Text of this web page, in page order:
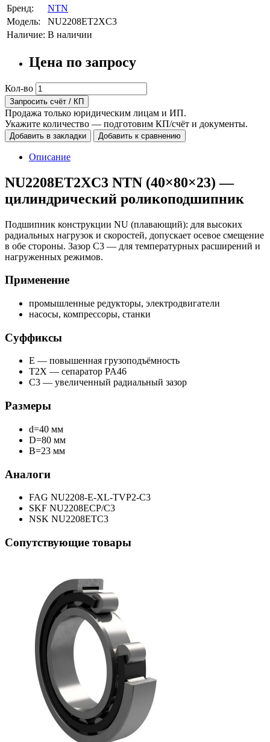
Бренд:
NTN
Модель:
NU2208ET2XC3
Наличие: В наличии
Цена по запросу
Кол-во
Запросить счёт / КП
Продажа только юридическим лицам и ИП.
Укажите количество — подготовим КП/счёт и документы.
Добавить в закладки Добавить к сравнению
Описание
NU2208ET2XC3 NTN (40×80×23) —
цилиндрический роликоподшипник
Подшипник конструкции NU (плавающий): для высоких
радиальных нагрузок и скоростей, допускает осевое смещение
в обе стороны. Зазор C3 — для температурных расширений и
нагруженных режимов.
Применение
промышленные редукторы, электродвигатели
насосы, компрессоры, станки
Суффиксы
E — повышенная грузоподъёмность
T2X — сепаратор PA46
C3 — увеличенный радиальный зазор
Размеры
d=40 мм
D=80 мм
B=23 мм
Аналоги
FAG NU2208-E-XL-TVP2-C3
SKF NU2208ECP/C3
NSK NU2208ETC3
Сопутствующие товары